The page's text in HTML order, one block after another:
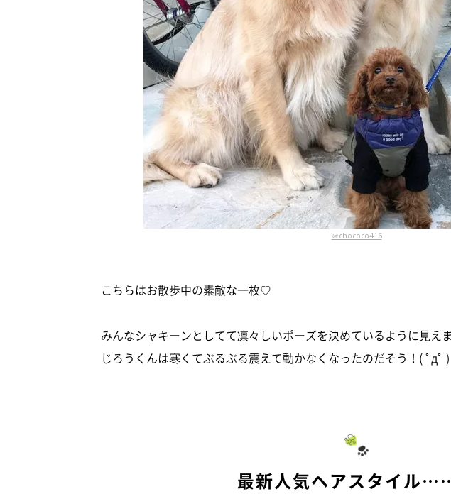
＠chococo416
こちらはお散歩中の素敵な一枚♡
みんなシャキーンとしてて凛々しいポーズを決めているように見え
じろうくんは寒くてぶるぶる震えて動かなくなったのだそう！( ﾟдﾟ )
最新人気ヘアスタイル